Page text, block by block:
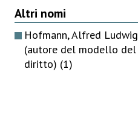
Altri nomi
Hofmann, Alfred Ludwig
(autore del modello del
diritto) (1)